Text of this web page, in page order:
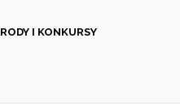
I KONKURSY